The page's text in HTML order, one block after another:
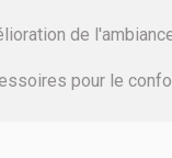
de
pour le